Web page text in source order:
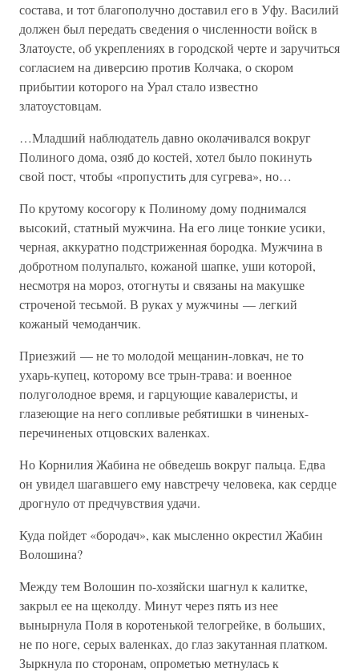
состава, и тот благополучно доставил его в Уфу. Василий
должен был передать сведения о численности войск в
Златоусте, об укреплениях в городской черте и заручиться
согласием на диверсию против Колчака, о скором
прибытии которого на Урал стало известно
златоустовцам.
…Младший наблюдатель давно околачивался вокруг
Полиного дома, озяб до костей, хотел было покинуть
свой пост, чтобы «пропустить для сугрева», но…
По крутому косогору к Полиному дому поднимался
высокий, статный мужчина. На его лице тонкие усики,
черная, аккуратно подстриженная бородка. Мужчина в
добротном полупальто, кожаной шапке, уши которой,
несмотря на мороз, отогнуты и связаны на макушке
строченой тесьмой. В руках у мужчины — легкий
кожаный чемоданчик.
Приезжий — не то молодой мещанин-ловкач, не то
ухарь-купец, которому все трын-трава: и военное
полуголодное время, и гарцующие кавалеристы, и
глазеющие на него сопливые ребятишки в чиненых-
перечиненых отцовских валенках.
Но Корнилия Жабина не обведешь вокруг пальца. Едва
он увидел шагавшего ему навстречу человека, как сердце
дрогнуло от предчувствия удачи.
Куда пойдет «бородач», как мысленно окрестил Жабин
Волошина?
Между тем Волошин по-хозяйски шагнул к калитке,
закрыл ее на щеколду. Минут через пять из нее
вынырнула Поля в коротенькой телогрейке, в больших,
не по ноге, серых валенках, до глаз закутанная платком.
Зыркнула по сторонам, опрометью метнулась к